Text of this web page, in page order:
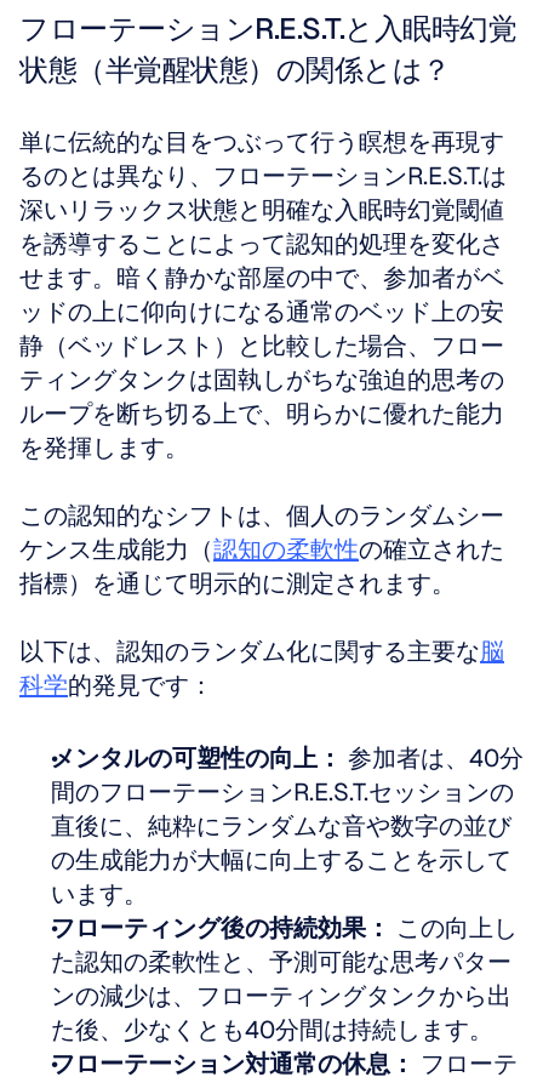
フローテーションR.E.S.T.と入眠時幻覚
状態（半覚醒状態）の関係とは？
単に伝統的な目をつぶって行う瞑想を再現す
るのとは異なり、フローテーションR.E.S.T.は
深いリラックス状態と明確な入眠時幻覚閾値
を誘導することによって認知的処理を変化さ
せます。暗く静かな部屋の中で、参加者がベ
ッドの上に仰向けになる通常のベッド上の安
静（ベッドレスト）と比較した場合、フロー
ティングタンクは固執しがちな強迫的思考の
ループを断ち切る上で、明らかに優れた能力
を発揮します。
この認知的なシフトは、個人のランダムシー
ケンス生成能力（認知の柔軟性の確立された
指標）を通じて明示的に測定されます。
以下は、認知のランダム化に関する主要な脳
科学的発見です：
メンタルの可塑性の向上： 参加者は、40分
間のフローテーションR.E.S.T.セッションの
直後に、純粋にランダムな音や数字の並び
の生成能力が大幅に向上することを示して
います。
フローティング後の持続効果： この向上し
た認知の柔軟性と、予測可能な思考パター
ンの減少は、フローティングタンクから出
た後、少なくとも40分間は持続します。
フローテーション対通常の休息： フローテ